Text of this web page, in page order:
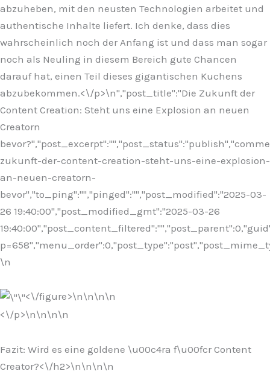
abzuheben, mit den neusten Technologien arbeitet und
authentische Inhalte liefert. Ich denke, dass dies
wahrscheinlich noch der Anfang ist und dass man sogar
noch als Neuling in diesem Bereich gute Chancen
darauf hat, einen Teil dieses gigantischen Kuchens
abzubekommen.<\/p>\n","post_title":"Die Zukunft der
Content Creation: Steht uns eine Explosion an neuen
Creatorn
zukunft-der-content-creation-steht-uns-eine-explosion-
an-neuen-creatorn-
bevor","to_ping":"","pinged":"","post_modified":"2025-03-
26 19:40:00","post_modified_gmt":"2025-03-26
\n
<\/figure>\n\n\n\n
<\/p>\n\n\n\n
Fazit: Wird es eine goldene \u00c4ra f\u00fcr Content
Creator?<\/h2>\n\n\n\n